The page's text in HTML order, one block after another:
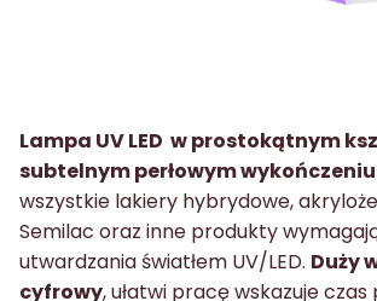
Lampa UV LED w prostokątnym
subtelnym perłowym wykończeniu
wszystkie lakiery hybrydowe,
Semilac oraz inne produkty
utwardzania światłem UV/LED. Duży
cyfrowy, ułatwi pracę wskazuje czas